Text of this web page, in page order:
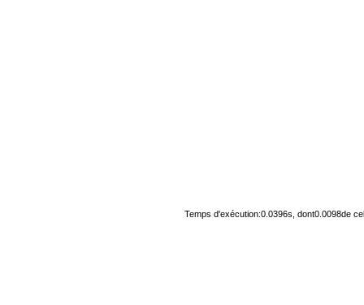
Temps d'exécution:0.0396s, dont0.0098de